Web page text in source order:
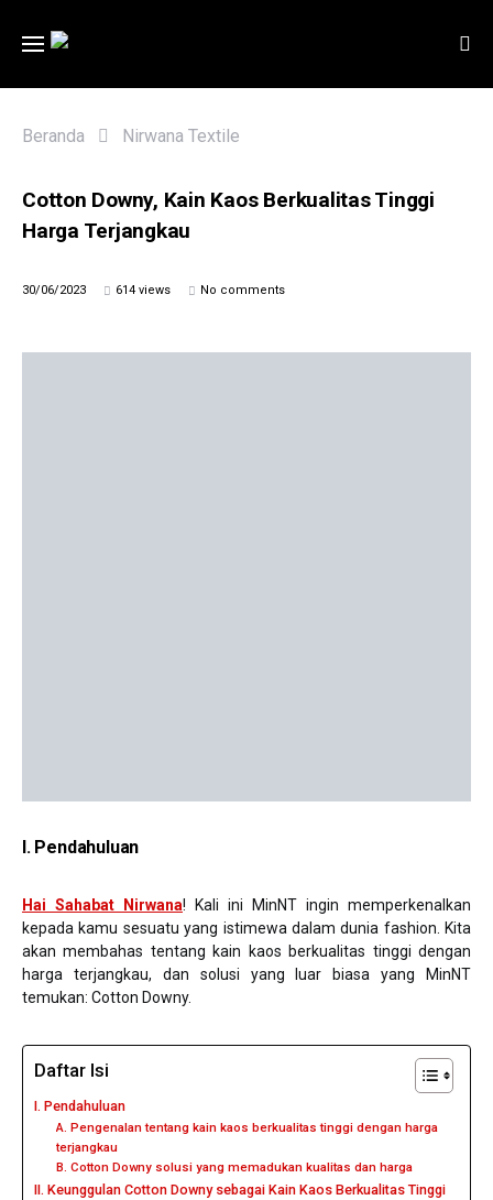
Beranda Nirwana Textile
Cotton Downy, Kain Kaos Berkualitas Tinggi
Harga Terjangkau
30/06/2023 614 views No comments
I. Pendahuluan
Hai Sahabat Nirwana! Kali ini MinNT ingin memperkenalkan
kepada kamu sesuatu yang istimewa dalam dunia fashion. Kita
akan membahas tentang kain kaos berkualitas tinggi dengan
harga terjangkau, dan solusi yang luar biasa yang MinNT
temukan: Cotton Downy.
Daftar Isi
I. Pendahuluan
A. Pengenalan tentang kain kaos berkualitas tinggi dengan harga
terjangkau
B. Cotton Downy solusi yang memadukan kualitas dan harga
II. Keunggulan Cotton Downy sebagai Kain Kaos Berkualitas Tinggi